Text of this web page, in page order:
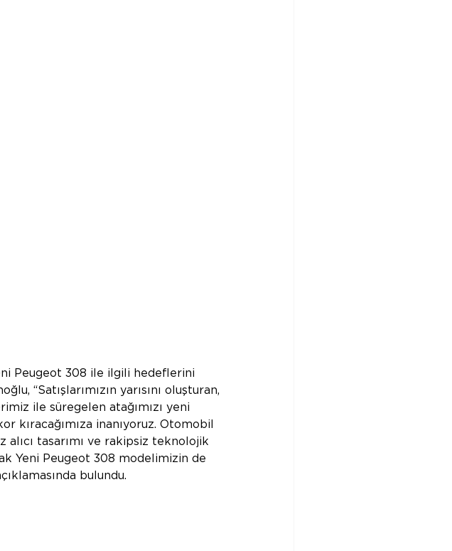
Peugeot 308 ile ilgili hedeflerini
“Satışlarımızın yarısını oluşturan,
ile süregelen atağımızı yeni
kıracağımıza inanıyoruz. Otomobil
alıcı tasarımı ve rakipsiz teknolojik
Yeni Peugeot 308 modelimizin de
bulundu.